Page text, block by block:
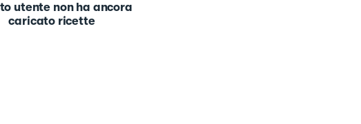
utente non ha ancora
caricato ricette